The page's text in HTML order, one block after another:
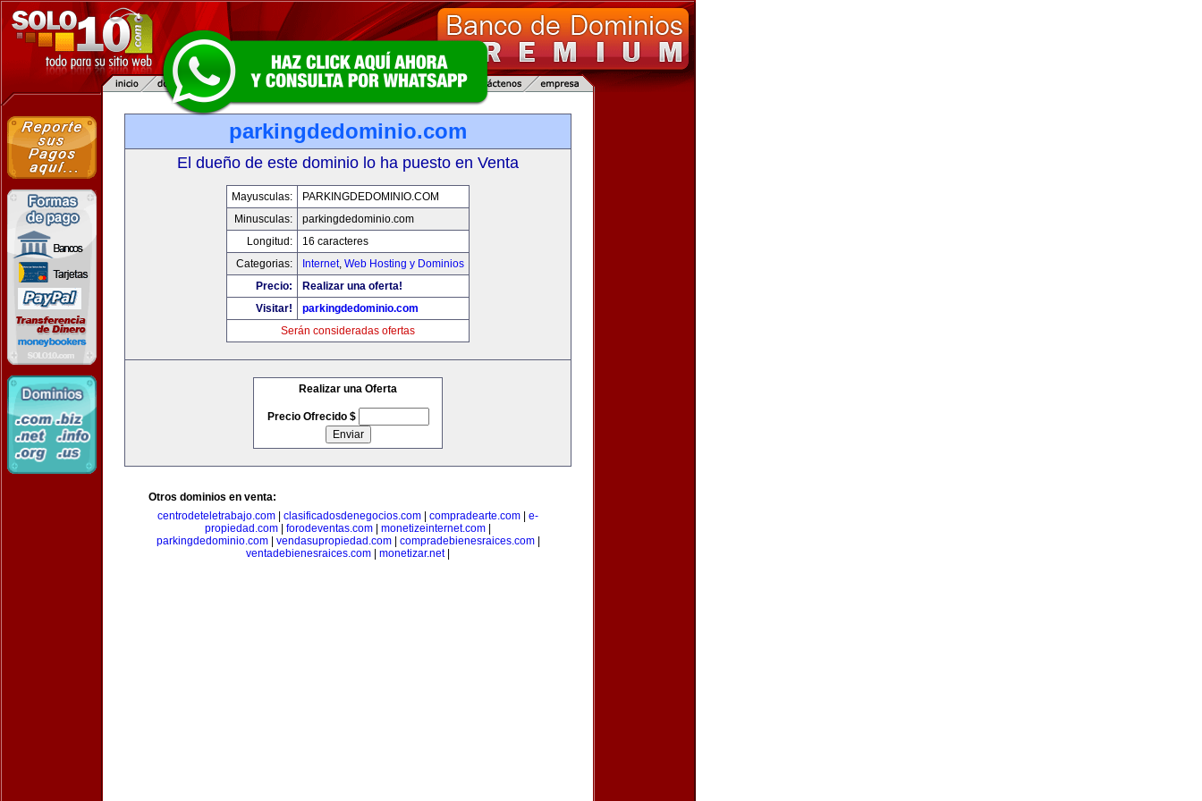
parkingdedominio.com
El dueño de este dominio lo ha puesto en Venta
Mayusculas:
PARKINGDEDOMINIO.COM
Minusculas:
parkingdedominio.com
Longitud:
16 caracteres
Categorias:
Internet, Web Hosting y Dominios
Precio:
Realizar una oferta!
Visitar!
parkingdedominio.com
Serán consideradas ofertas
Realizar una Oferta
Precio Ofrecido $
Otros dominios en venta:
centrodeteletrabajo.com
clasificadosdenegocios.com compradearte.com
e-
propiedad.com
forodeventas.com monetizeinternet.com
parkingdedominio.com| vendasupropiedad.com| compradebienesraices.com|
ventadebienesraices.com
monetizar.net|